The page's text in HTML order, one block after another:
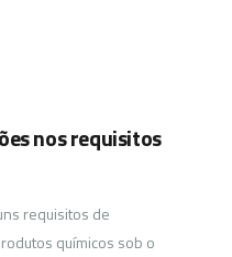
nos requisitos
requisitos de
químicos sob o